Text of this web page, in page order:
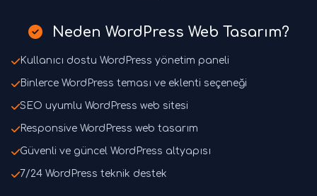
Neden WordPress Web Tasarım?
Kullanıcı dostu WordPress yönetim paneli
Binlerce WordPress teması ve eklenti seçeneği
SEO uyumlu WordPress web sitesi
Responsive WordPress web tasarım
Güvenli ve güncel WordPress altyapısı
7/24 WordPress teknik destek